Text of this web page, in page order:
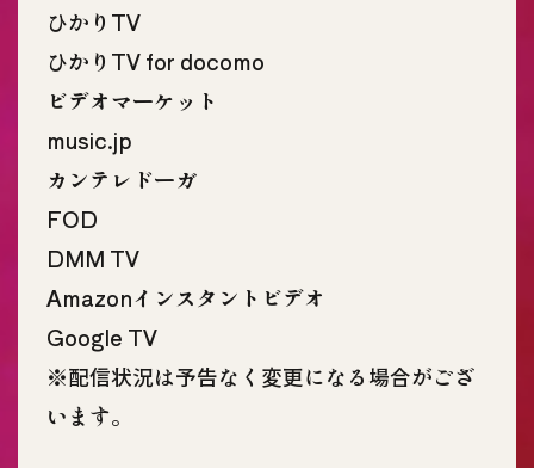
ひかりTV
ひかりTV for docomo
ビデオマーケット
music.jp
カンテレドーガ
FOD
DMM TV
Amazonインスタントビデオ
Google TV
※配信状況は予告なく変更になる場合がござ
います。